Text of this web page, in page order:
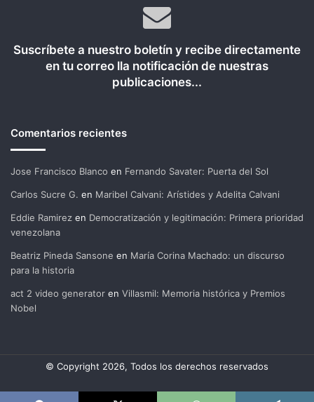
Suscríbete a nuestro boletín y recibe directamente
en tu correo lla notificación de nuestras
publicaciones...
Comentarios recientes
Jose Francisco Blanco en Fernando Savater: Puerta del Sol
Carlos Sucre G. en Maribel Calvani: Arístides y Adelita Calvani
Eddie Ramirez en Democratización y legitimación: Primera prioridad
venezolana
Beatriz Pineda Sansone en María Corina Machado: un discurso
para la historia
act 2 video generator en Villasmil: Memoria histórica y Premios
Nobel
© Copyright 2026, Todos los derechos reservados